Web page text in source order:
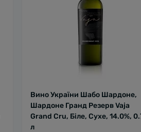
Вино України Шабо Шардоне,
Шардоне Гранд Резерв Vaja
Grand Cru, Біле, Сухе, 14.0%,
л